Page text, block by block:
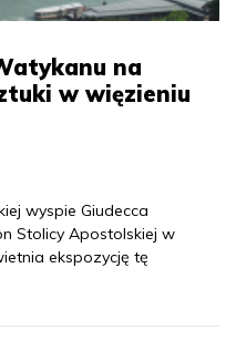
na
w więzieniu
wyspie Giudecca
Stolicy Apostolskiej w
ekspozycję tę